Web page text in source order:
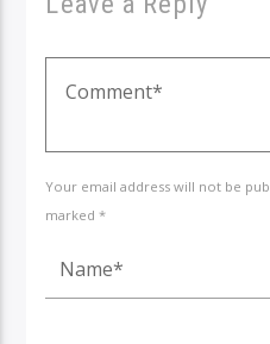
Your email address will not be
marked *